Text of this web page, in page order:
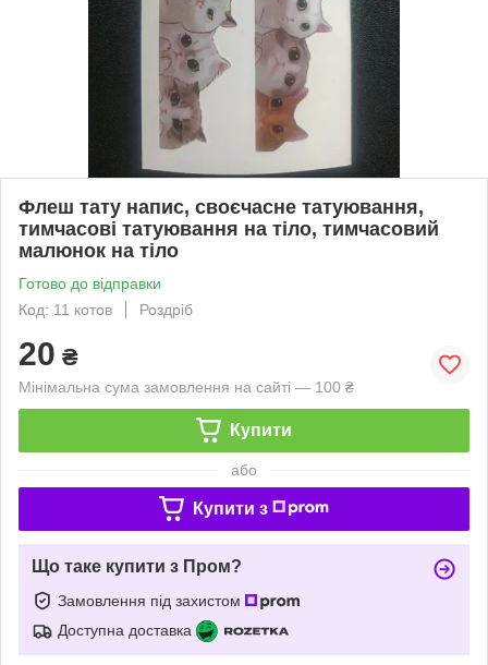
Флеш тату напис, своєчасне татуювання,
тимчасові татуювання на тіло, тимчасовий
малюнок на тіло
Готово до відправки
Код: 11 котов
Роздріб
20 ₴
Мінімальна сума замовлення на сайті — 100 ₴
Купити
або
Купити з
Що таке купити з Пром?
Замовлення під захистом
Доступна доставка